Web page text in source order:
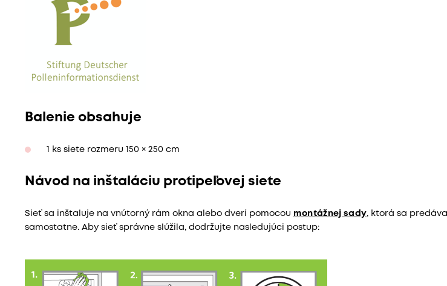
Balenie obsahuje
1 ks siete rozmeru 150 × 250 cm
Návod na inštaláciu protipeľovej siete
Sieť sa inštaluje na vnútorný rám okna alebo dverí pomocou montážnej sady, ktorá sa predáva
samostatne. Aby sieť správne slúžila, dodržujte nasledujúci postup: